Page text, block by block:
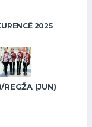
2025
REGŽA (JUN)